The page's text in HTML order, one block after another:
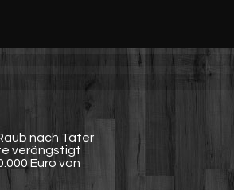
nach Täter
verängstigt
Euro von